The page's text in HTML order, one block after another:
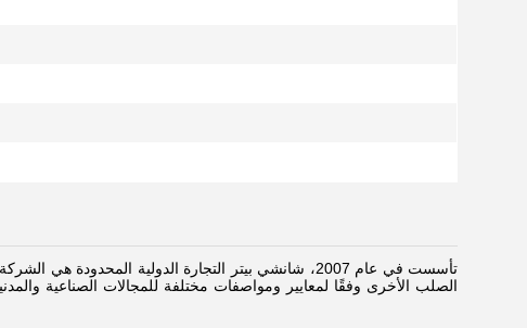
تأسست في عام 2007، شانشي بيتر التجارة الدولية
الصلب الأخرى وفقًا لمعايير ومواصفات مختلفة للمجالات الصناعية